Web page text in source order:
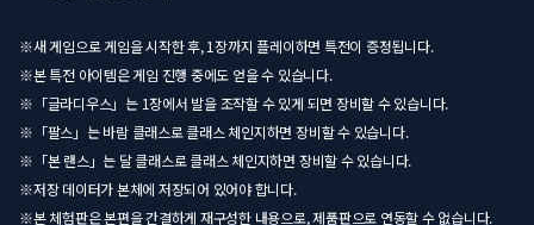
※새 게임으로 게임을 시작한 후, 1장까지 플레이하면 특전이 증정됩니다.
※본 특전 아이템은 게임 진행 중에도 얻을 수 있습니다.
※「글라디우스」는 1장에서 발을 조작할 수 있게 되면 장비할 수 있습니다.
※「팔스」는 바람 클래스로 클래스 체인지하면 장비할 수 있습니다.
※「본 랜스」는 달 클래스로 클래스 체인지하면 장비할 수 있습니다.
※저장 데이터가 본체에 저장되어 있어야 합니다.
※본 체험판은 본편을 간결하게 재구성한 내용으로, 제품판으로 연동할 수 없습니다.